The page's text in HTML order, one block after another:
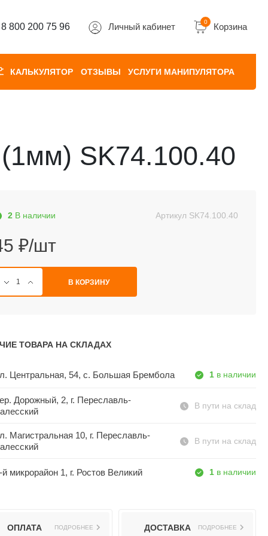
8 800 200 75 96 Личный кабинет 0 Корзина
КАЛЬКУЛЯТОР ОТЗЫВЫ УСЛУГИ МАНИПУЛЯТОРА
SK74.100.40
2 В наличии Артикул SK74.100.40
₽/шт
В КОРЗИНУ
ТОВАРА НА СКЛАДАХ
Центральная, 54, c. Большая Брембола 1 в наличии
Дорожный, 2, г. Переславль-
В пути на склад
Магистральная 10, г. Переславль-
В пути на склад
й микрорайон 1, г. Ростов Великий 1 в наличии
ОПЛАТА ПОДРОБНЕЕ ДОСТАВКА ПОДРОБНЕЕ